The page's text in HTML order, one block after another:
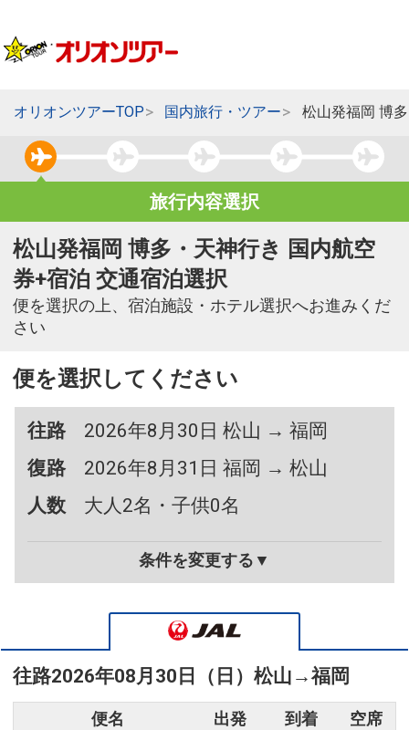
オリオンツアーTOP 国内旅行・ツアー 松山発福岡 博
旅行内容選択
松山発福岡 博多・天神行き 国内航空
券+宿泊 交通宿泊選択
便を選択の上、宿泊施設・ホテル選択へお進みくだ
さい
便を選択してください
往路
2026年8月30日 松山 → 福岡
復路
2026年8月31日 福岡 → 松山
人数
大人2名・子供0名
条件を変更する▼
往路2026年08月30日（日） 松山 →福岡
便名 出発 到着 空席